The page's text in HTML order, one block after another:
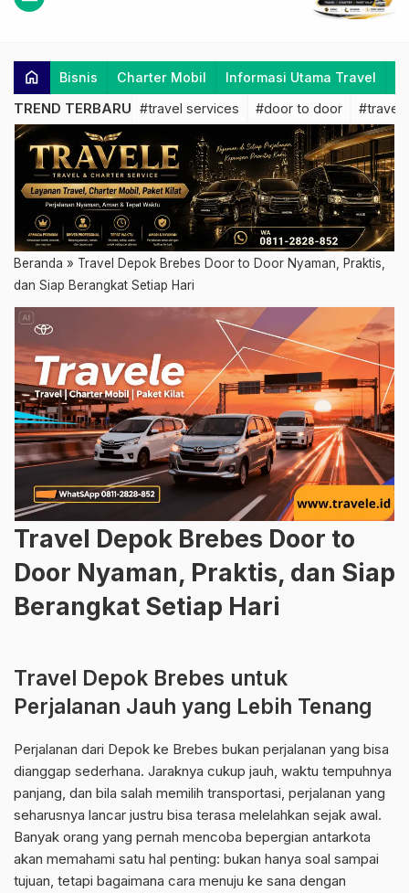
home Bisnis Charter Mobil Informasi Utama Travel
TREND TERBARU #travel services #door to door #travel
Beranda » Travel Depok Brebes Door to Door Nyaman, Praktis,
dan Siap Berangkat Setiap Hari
Travel Depok Brebes Door to
Door Nyaman, Praktis, dan Siap
Berangkat Setiap Hari
Travel Depok Brebes untuk
Perjalanan Jauh yang Lebih Tenang
Perjalanan dari Depok ke Brebes bukan perjalanan yang bisa
dianggap sederhana. Jaraknya cukup jauh, waktu tempuhnya
panjang, dan bila salah memilih transportasi, perjalanan yang
seharusnya lancar justru bisa terasa melelahkan sejak awal.
Banyak orang yang pernah mencoba bepergian antarkota
akan memahami satu hal penting: bukan hanya soal sampai
tujuan, tetapi bagaimana cara menuju ke sana dengan